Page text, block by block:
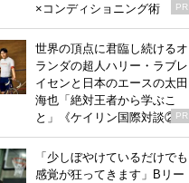
×コンディショニング術
PR
世界の頂点に君臨し続けるオ
ランダの超人ハリー・ラブレ
イセンと日本のエースの太田
海也「絶対王者から学ぶこ
と」《ケイリン国際対談②》
PR
「少しぼやけているだけでも
感覚が狂ってきます」Bリー